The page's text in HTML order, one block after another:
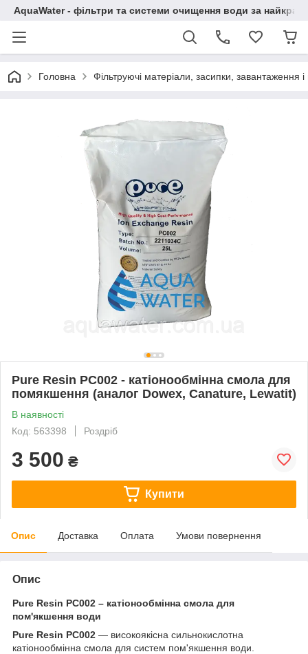
AquaWater - фільтри та системи очищення води за
Головна Фільтруючі матеріали, засипки,
Pure Resin PC002 - катіонообмінна смола для
помякшення (аналог Dowex, Canature, Lewatit)
В наявності
Код: 563398
Роздріб
3 500 ₴
Купити
Опис Доставка Оплата Умови повернення
Опис
Pure Resin PC002 – катіонообмінна смола для
пом'якшення води
Pure Resin PC002 — високоякісна сильнокислотна
катіонообмінна смола для систем пом'якшення води.